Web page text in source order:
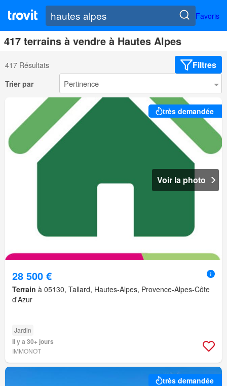
Favoris
417 terrains à vendre à Hautes Alpes
417 Résultats Filtres
Trier par
très demandée
Voir la photo
28 500 €
Terrain à 05130, Tallard, Hautes-Alpes, Provence-Alpes-Côte
d'Azur
Jardin
Il y a 30+ jours
IMMONOT
très demandée